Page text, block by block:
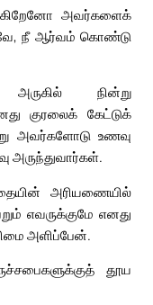
அவர்களைக்
நீ ஆர்வம் கொண்டு
நின்று
குரலைக் கேட்டுக்
அவர்களோடு உணவு
அருந்துவார்கள்.
அரியணையில்
எவருக்குமே எனது
அளிப்பேன்.
தூய